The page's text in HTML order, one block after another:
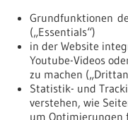
Zurück zur Ergebnisliste
Nach oben
Grundfunktionen
(„Essentials“)
in der Website
Youtube-Videos
zu machen
Statistik- und
verstehen, wie
um Optimierungen